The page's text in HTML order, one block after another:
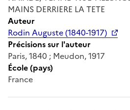
MAINS DERRIERE LA TETE
Auteur
Rodin Auguste (1840-1917)
Précisions sur l'auteur
Paris, 1840 ; Meudon, 1917
École (pays)
France